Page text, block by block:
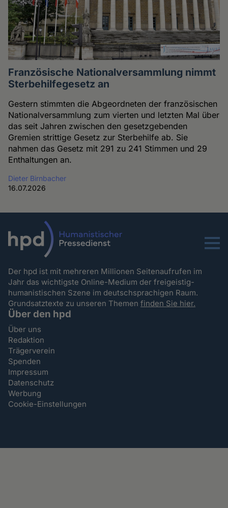
Französische Nationalversammlung nimmt
Sterbehilfegesetz an
Gestern stimmten die Abgeordneten der französischen
Nationalversammlung zum vierten und letzten Mal über
das seit Jahren zwischen den gesetzgebenden
Gremien strittige Gesetz zur Sterbehilfe ab. Sie
nahmen das Gesetz mit 291 zu 241 Stimmen und 29
Enthaltungen an.
Dieter Birnbacher
16.07.2026
Menu
Der hpd ist mit mehreren Millionen Seitenaufrufen im
Jahr das wichtigste Online-Medium der freigeistig-
humanistischen Szene im deutschsprachigen Raum.
Grundsatztexte zu unseren Themenfinden Sie hier.
Über den hpd
Über uns
Redaktion
Trägerverein
Spenden
Impressum
Datenschutz
Werbung
Cookie-Einstellungen